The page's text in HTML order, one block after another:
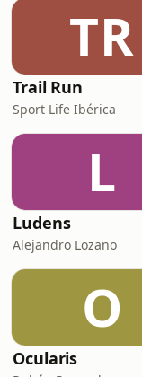
TR
Trail Run
Sport Life Ibérica
L
Ludens
Alejandro Lozano
O
Ocularis